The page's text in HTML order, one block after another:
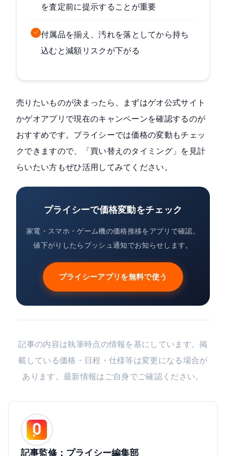
を査定前に提示することが重要
✓ 付属品を揃え、汚れを落としてから持ち
込むと減額リスクが下がる
売りたいものが決まったら、まずはゲオ公式サイト
かゲオアプリで現在のキャンペーンを確認するのが
おすすめです。プライシーでは価格の変動もチェッ
クできますので、「買い替えのタイミング」を見計
らいたい方もぜひ活用してみてください。
プライシーで価格変動をチェック
家電・スマホ・ゲーム機の価格推移をアプリで確認。
値下がりしたらプッシュ通知でお知らせします。
プライシーアプリを無料で使う
記事の内容は執筆時点の情報を基にしています。掲
載している価格・日程・仕様等は変更になる場合が
あります。最新情報はご自身でご確認ください。
記事監修：プライシー編集部